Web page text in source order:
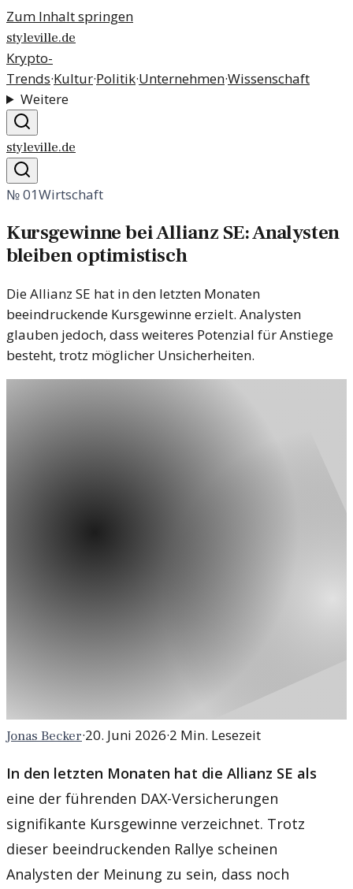
Zum Inhalt springen
styleville.de
Krypto-
Trends·Kultur·Politik·Unternehmen·Wissenschaft
Weitere
styleville.de
№01Wirtschaft
Kursgewinne bei Allianz SE: Analysten
bleiben optimistisch
Die Allianz SE hat in den letzten Monaten
beeindruckende Kursgewinne erzielt. Analysten
glauben jedoch, dass weiteres Potenzial für Anstiege
besteht, trotz möglicher Unsicherheiten.
Jonas Becker·20. Juni 2026·2 Min. Lesezeit
In den letzten Monaten hat die Allianz SE als
eine der führenden DAX-Versicherungen
signifikante Kursgewinne verzeichnet. Trotz
dieser beeindruckenden Rallye scheinen
Analysten der Meinung zu sein, dass noch